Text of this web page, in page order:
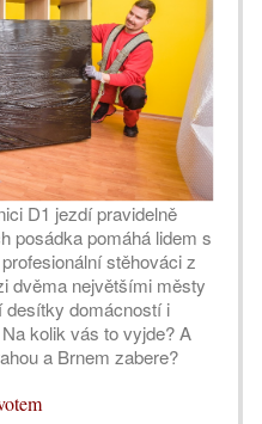
D1 jezdí pravidelně
posádka pomáhá lidem s
stěhováci z
dvěma největšími městy
domácností i
kolik vás to vyjde? A
a Brnem zabere?